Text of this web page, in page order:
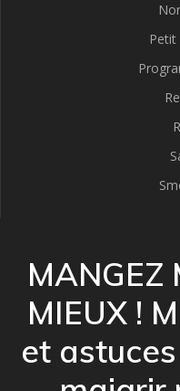
MANGEZ
MIEUX !
et